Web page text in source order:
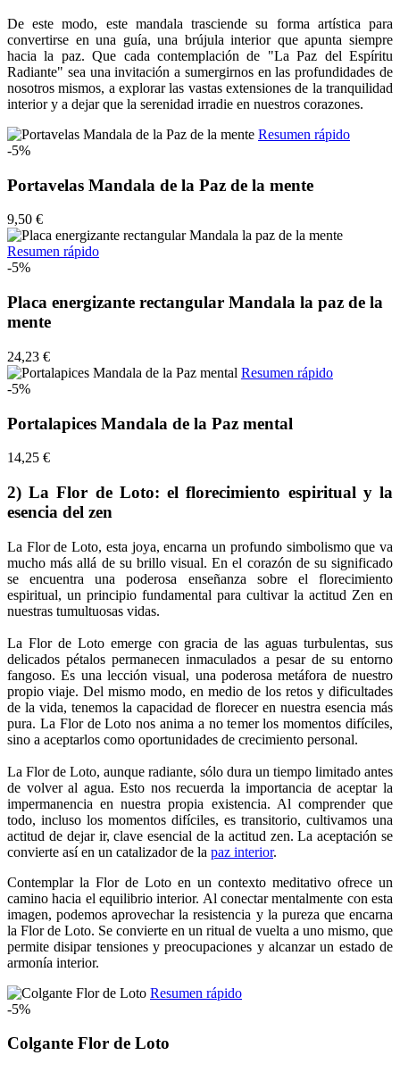
De este modo, este mandala trasciende su forma artística para
convertirse en una guía, una brújula interior que apunta siempre
hacia la paz. Que cada contemplación de "La Paz del Espíritu
Radiante" sea una invitación a sumergirnos en las profundidades de
nosotros mismos, a explorar las vastas extensiones de la tranquilidad
interior y a dejar que la serenidad irradie en nuestros corazones.
Resumen rápido
-5%
Portavelas Mandala de la Paz de la mente
9,50 €
Resumen rápido
-5%
Placa energizante rectangular Mandala la paz de la
mente
24,23 €
Resumen rápido
-5%
Portalapices Mandala de la Paz mental
14,25 €
2) La Flor de Loto: el florecimiento espiritual y la
esencia del zen
La Flor de Loto, esta joya, encarna un profundo simbolismo que va
mucho más allá de su brillo visual. En el corazón de su significado
se encuentra una poderosa enseñanza sobre el florecimiento
espiritual, un principio fundamental para cultivar la actitud Zen en
nuestras tumultuosas vidas.
La Flor de Loto emerge con gracia de las aguas turbulentas, sus
delicados pétalos permanecen inmaculados a pesar de su entorno
fangoso. Es una lección visual, una poderosa metáfora de nuestro
propio viaje. Del mismo modo, en medio de los retos y dificultades
de la vida, tenemos la capacidad de florecer en nuestra esencia más
pura. La Flor de Loto nos anima a no temer los momentos difíciles,
sino a aceptarlos como oportunidades de crecimiento personal.
La Flor de Loto, aunque radiante, sólo dura un tiempo limitado antes
de volver al agua. Esto nos recuerda la importancia de aceptar la
impermanencia en nuestra propia existencia. Al comprender que
todo, incluso los momentos difíciles, es transitorio, cultivamos una
actitud de dejar ir, clave esencial de la actitud zen. La aceptación se
convierte así en un catalizador de la paz interior.
Contemplar la Flor de Loto en un contexto meditativo ofrece un
camino hacia el equilibrio interior. Al conectar mentalmente con esta
imagen, podemos aprovechar la resistencia y la pureza que encarna
la Flor de Loto. Se convierte en un ritual de vuelta a uno mismo, que
permite disipar tensiones y preocupaciones y alcanzar un estado de
armonía interior.
Resumen rápido
-5%
Colgante Flor de Loto